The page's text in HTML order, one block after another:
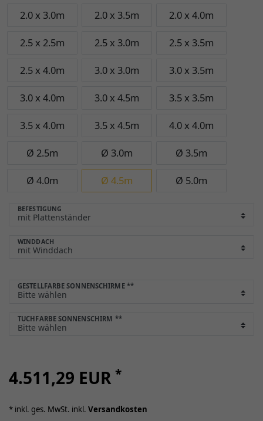
2.0 x 3.0m 2.0 x 3.5m 2.0 x 4.0m
2.5 x 2.5m 2.5 x 3.0m 2.5 x 3.5m
2.5 x 4.0m 3.0 x 3.0m 3.0 x 3.5m
3.0 x 4.0m 3.0 x 4.5m 3.5 x 3.5m
3.5 x 4.0m 3.5 x 4.5m 4.0 x 4.0m
Ø 2.5m Ø 3.0m Ø 3.5m
Ø 4.0m Ø 4.5m Ø 5.0m
BEFESTIGUNG
WINDDACH
GESTELLFARBE SONNENSCHIRME **
TUCHFARBE SONNENSCHIRM **
4.511,29 EUR *
* inkl. ges. MwSt. inkl. Versandkosten